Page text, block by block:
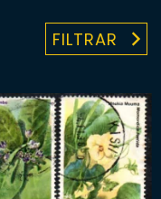
FILTRAR